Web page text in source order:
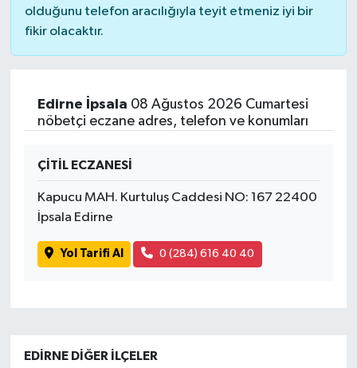
olduğunu telefon aracılığıyla teyit etmeniz iyi bir
fikir olacaktır.
Edirne İpsala 08 Ağustos 2026 Cumartesi
nöbetçi eczane adres, telefon ve konumları
ÇİTİL ECZANESİ
Kapucu MAH. Kurtuluş Caddesi NO: 167 22400
İpsala Edirne
Yol Tarifi Al 0 (284) 616 40 40
EDIRNE DIĞER İLÇELER